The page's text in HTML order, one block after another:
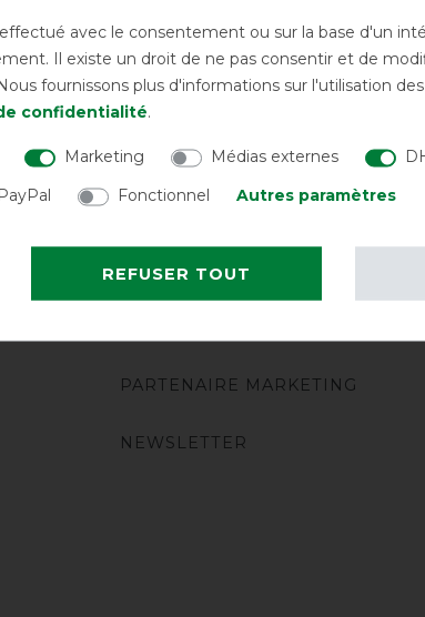
de
Réparation de
vos
A PROPOS DE NOUS
PARTENAIRE MARKETING
NEWSLETTER
avec le consentement ou sur la base d'un
Il existe un droit de ne pas consentir et de
fournissons plus d'informations sur l'utilisation
confidentialité.
Marketing Médias externes
PayPal
Fonctionnel Autres paramètres
REFUSER TOUT